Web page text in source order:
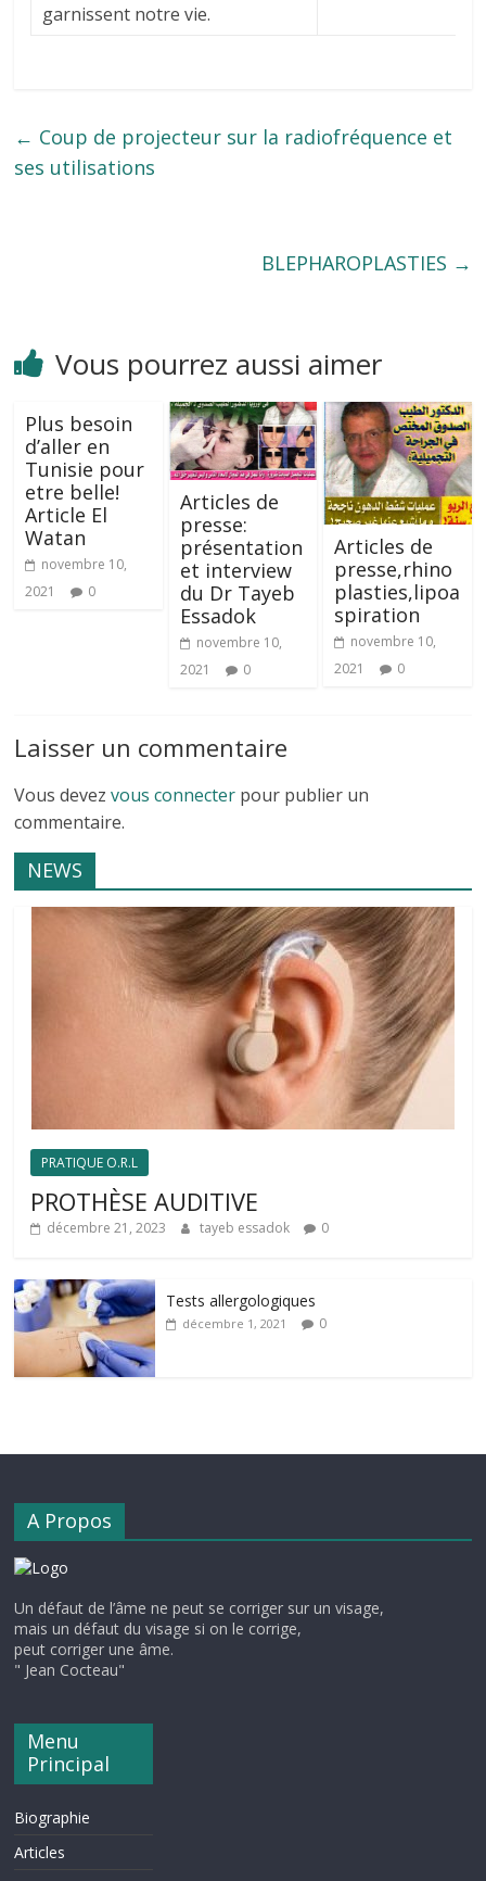
garnissent notre vie.
← Coup de projecteur sur la radiofréquence et
ses utilisations
BLEPHAROPLASTIES →
Vous pourrez aussi aimer
Plus besoin
d’aller en
Tunisie pour
etre belle!
Article El
Watan
novembre 10,
2021
0
Articles de
presse:
présentation
et interview
du Dr Tayeb
Essadok
novembre 10,
2021
0
Articles de
presse,rhino
plasties,lipoa
spiration
novembre 10,
2021
0
Laisser un commentaire
Vous devezvous connecter pour publier un
commentaire.
NEWS
PRATIQUE O.R.L
PROTHÈSE AUDITIVE
décembre 21, 2023 tayeb essadok 0
Tests allergologiques
décembre 1, 2021 0
A Propos
Un défaut de l’âme ne peut se corriger sur un visage,
mais un défaut du visage si on le corrige,
peut corriger une âme.
" Jean Cocteau"
Menu
Principal
Biographie
Articles